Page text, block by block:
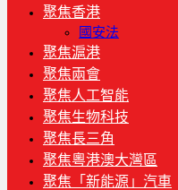
聚焦香港
國安法
聚焦滬港
聚焦兩會
聚焦人工智能
聚焦生物科技
聚焦長三角
聚焦粵港澳大灣區
聚焦「新能源」汽車